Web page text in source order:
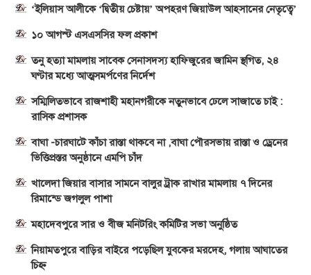
‘ইলিয়াস আলীকে ‘দ্বিতীয় চেষ্টায়’ অপহরণ জিয়াউল আহসানের নেতৃত্বে’
১০ আগস্ট এসএসসির ফল প্রকাশ
তনু হত্যা মামলায় সাবেক সেনাসদস্য হাফিজুরের জামিন স্থগিত, ২৪
ঘণ্টার মধ্যে আত্মসমর্পণের নির্দেশ
সম্মিলিতভাবে রাজশাহী মহানগরীকে নতুনভাবে ঢেলে সাজাতে চাই :
রাসিক প্রশাসক
বাঘা -চারঘাটে কাঁচা রাস্তা থাকবে না ,বাঘা পৌরসভায় রাস্তা ও ড্রেনের
ভিত্তিপ্রস্তর অনুষ্ঠানে এমপি চাঁদ
খালেদা জিয়ার বাসার সামনে বালুর ট্রাক রাখার মামলায় ৭ দিনের
রিমান্ডে জগলুল পাশা
মহাদেবপুরে সার ও বীজ মনিটরিং কমিটির সভা অনুষ্ঠিত
নিয়ামতপুরে বাড়ির বাইরে পড়েছিল যুবকের মরদেহ, গলায় আঘাতের
চিহ্ন